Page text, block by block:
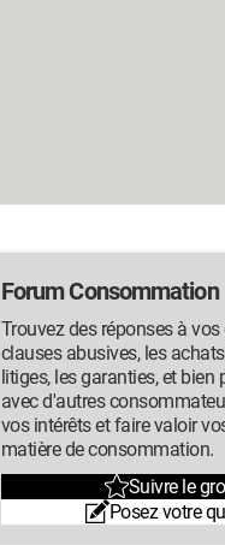
Forum Consommation
Trouvez des réponses à
clauses abusives, les
litiges, les garanties, et bien
avec d'autres
vos intérêts et faire valoir
matière de consommation.
Suivre le
Posez votre